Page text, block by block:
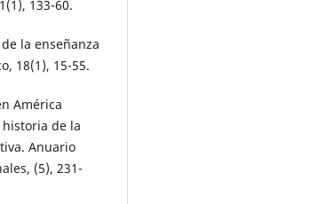
133-60.
la enseñanza
18(1), 15-55.
América
historia de la
Anuario
(5), 231-